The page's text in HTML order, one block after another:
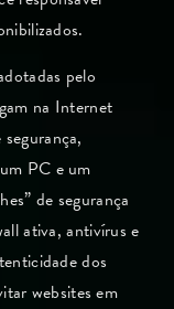
pelo
na Internet
PC e um
de segurança
ativa, antivírus e
dos
websites em